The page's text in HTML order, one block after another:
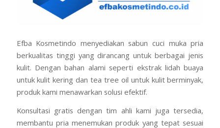
Efba Kosmetindo menyediakan sabun cuci muka pria
berkualitas tinggi yang dirancang untuk berbagai jenis
kulit. Dengan bahan alami seperti ekstrak lidah buaya
untuk kulit kering dan tea tree oil untuk kulit berminyak,
produk kami menawarkan solusi efektif.
Konsultasi gratis dengan tim ahli kami juga tersedia,
membantu pria menemukan produk yang tepat sesuai